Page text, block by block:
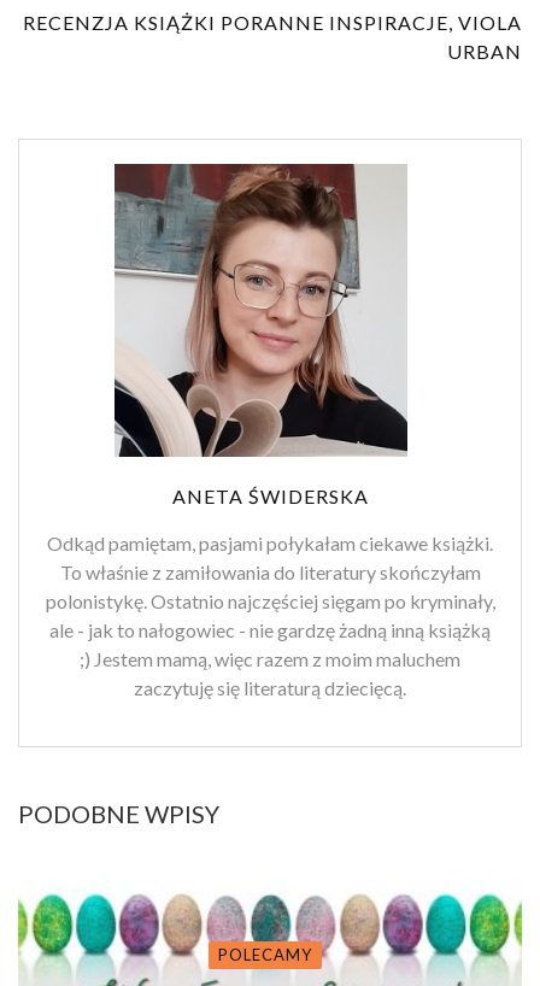
RECENZJA KSIĄŻKI PORANNE INSPIRACJE, VIOLA
URBAN
ANETA ŚWIDERSKA
Odkąd pamiętam, pasjami połykałam ciekawe książki.
To właśnie z zamiłowania do literatury skończyłam
polonistykę. Ostatnio najczęściej sięgam po kryminały,
ale - jak to nałogowiec - nie gardzę żadną inną książką
;) Jestem mamą, więc razem z moim maluchem
zaczytuję się literaturą dziecięcą.
PODOBNE WPISY
POLECAMY